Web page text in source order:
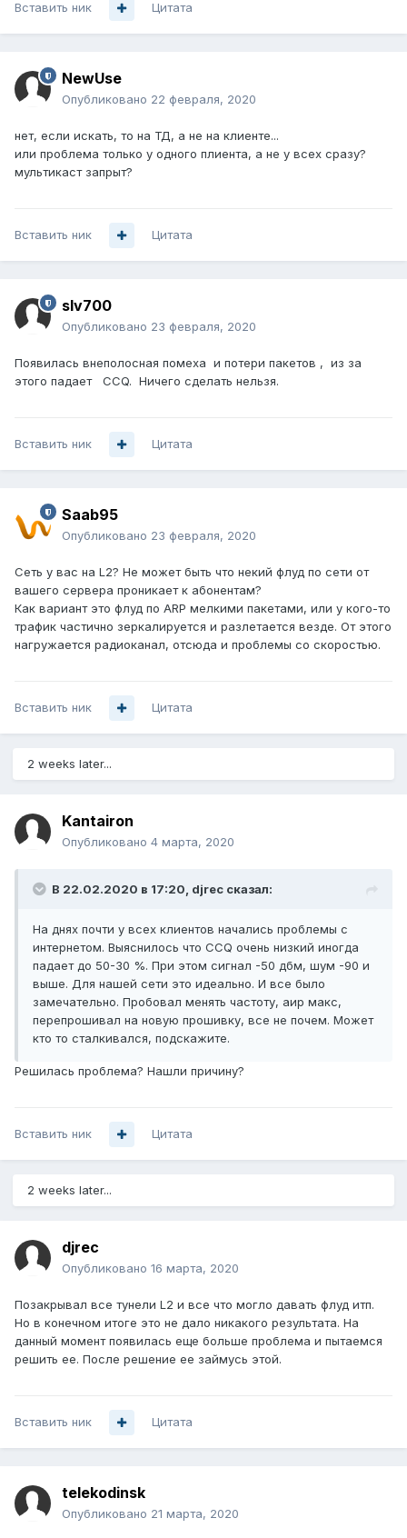
Вставить ник Цитата
NewUse
Опубликовано 22 февраля, 2020
нет, если искать, то на ТД, а не на клиенте...
или проблема только у одного плиента, а не у всех сразу?
мультикаст запрыт?
Вставить ник Цитата
slv700
Опубликовано 23 февраля, 2020
Появилась внеполосная помеха и потери пакетов , из за
этого падает CCQ. Ничего сделать нельзя.
Вставить ник Цитата
Saab95
Опубликовано 23 февраля, 2020
Сеть у вас на L2? Не может быть что некий флуд по сети от
вашего сервера проникает к абонентам?
Как вариант это флуд по ARP мелкими пакетами, или у кого-то
трафик частично зеркалируется и разлетается везде. От этого
нагружается радиоканал, отсюда и проблемы со скоростью.
Вставить ник Цитата
2 weeks later...
Kantairon
Опубликовано 4 марта, 2020
В 22.02.2020 в 17:20, djrec сказал:
На днях почти у всех клиентов начались проблемы с
интернетом. Выяснилось что CCQ очень низкий иногда
падает до 50-30 %. При этом сигнал -50 дбм, шум -90 и
выше. Для нашей сети это идеально. И все было
замечательно. Пробовал менять частоту, аир макс,
перепрошивал на новую прошивку, все не почем. Может
кто то сталкивался, подскажите.
Решилась проблема? Нашли причину?
Вставить ник Цитата
2 weeks later...
djrec
Опубликовано 16 марта, 2020
Позакрывал все тунели L2 и все что могло давать флуд итп.
Но в конечном итоге это не дало никакого результата. На
данный момент появилась еще больше проблема и пытаемся
решить ее. После решение ее займусь этой.
Вставить ник Цитата
telekodinsk
Опубликовано 21 марта, 2020